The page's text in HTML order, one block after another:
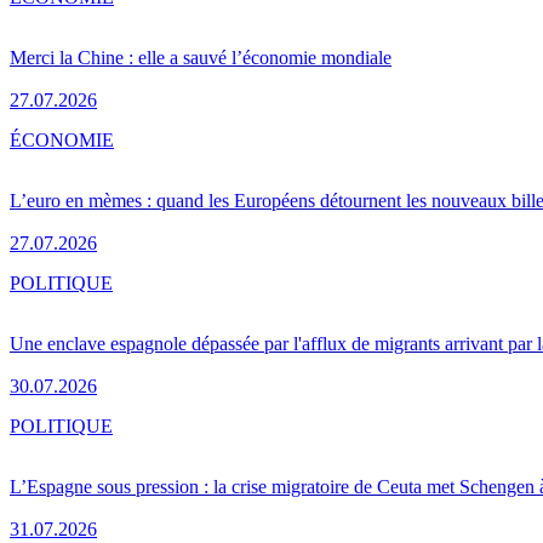
Merci la Chine : elle a sauvé l’économie mondiale
27.07.2026
L’euro en mèmes : quand les Européens détournent les nouveaux
27.07.2026
ÉCONOMIE
Une enclave espagnole dépassée par l'afflux de migrants arrivant par
30.07.2026
POLITIQUE
L’Espagne sous pression : la crise migratoire de Ceuta met Schengen
31.07.2026
POLITIQUE